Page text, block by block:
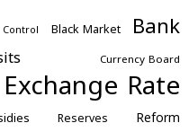
Bank
Black Market
Currency Board
Exchange Rate
Reform
Reserves